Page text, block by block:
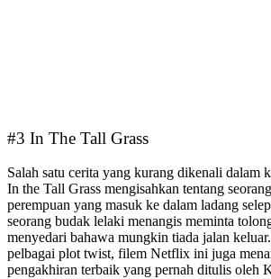
#3 In The Tall Grass
Salah satu cerita yang kurang dikenali dalam
In the Tall Grass mengisahkan tentang
perempuan yang masuk ke dalam ladang
seorang budak lelaki menangis meminta
menyedari bahawa mungkin tiada jalan
pelbagai plot twist, filem Netflix ini juga
pengakhiran terbaik yang pernah ditulis oleh